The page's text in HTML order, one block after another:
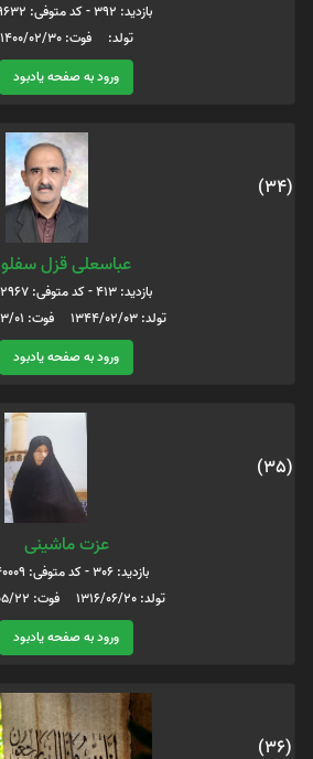
بازدید: 392 - کد متوفی: 6119632
تولد: فوت: 1400/02/30
ورود به صفحه یادبود
(34)
عباسعلی قزل سفلو
بازدید: 413 - کد متوفی: 6132967
تولد: 1344/02/03 فوت: 1400/03/01
ورود به صفحه یادبود
(35)
عزت ماشینی
بازدید: 306 - کد متوفی: 6140009
تولد: 1316/06/20 فوت: 1400/05/22
ورود به صفحه یادبود
(36)